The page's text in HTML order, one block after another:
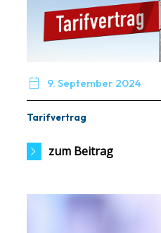
 9. September 2024
Tarifvertrag
zum Beitrag